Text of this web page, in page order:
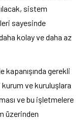
sistem
sayesinde
kolay ve daha az
kapanışında gerekli
kurum ve kuruluşlara
ve bu işletmelere
üzerinden